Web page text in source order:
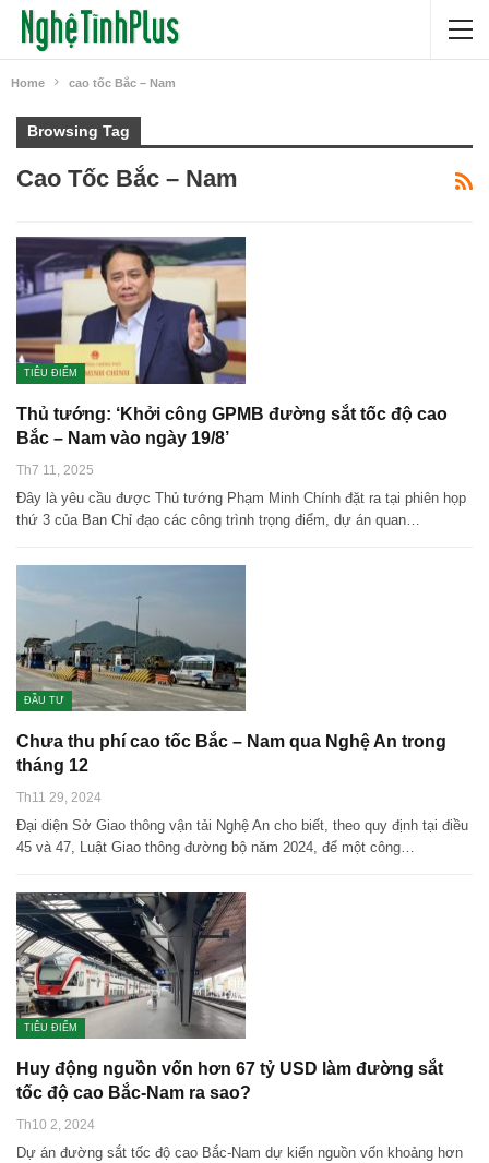
Home cao tốc Bắc – Nam
Browsing Tag
Cao Tốc Bắc – Nam
TIÊU ĐIỂM
Thủ tướng: ‘Khởi công GPMB đường sắt tốc độ cao
Bắc – Nam vào ngày 19/8’
Th7 11, 2025
Đây là yêu cầu được Thủ tướng Phạm Minh Chính đặt ra tại phiên họp
thứ 3 của Ban Chỉ đạo các công trình trọng điểm, dự án quan…
ĐẦU TƯ
Chưa thu phí cao tốc Bắc – Nam qua Nghệ An trong
tháng 12
Th11 29, 2024
Đại diện Sở Giao thông vận tải Nghệ An cho biết, theo quy định tại điều
45 và 47, Luật Giao thông đường bộ năm 2024, để một công…
TIÊU ĐIỂM
Huy động nguồn vốn hơn 67 tỷ USD làm đường sắt
tốc độ cao Bắc-Nam ra sao?
Th10 2, 2024
Dự án đường sắt tốc độ cao Bắc-Nam dự kiến nguồn vốn khoảng hơn